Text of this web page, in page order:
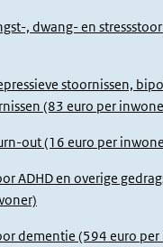
, dwang- en
stoornissen,
(83 euro per
out (16 euro per
ADHD en overige
dementie (594 euro